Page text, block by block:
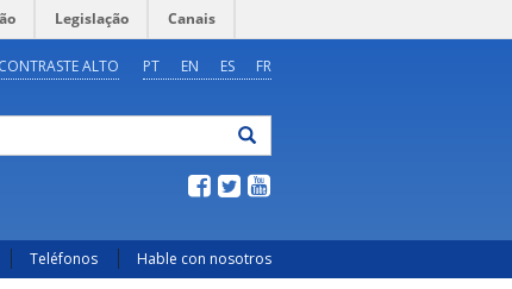
Legislação Canais
PT EN ES FR
CONTRASTE ALTO
Teléfonos Hable con nosotros